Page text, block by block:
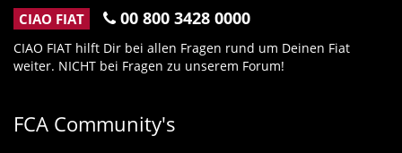
CIAO FIAT 00 800 3428 0000
CIAO FIAT hilft Dir bei allen Fragen rund um Deinen Fiat
weiter. NICHT bei Fragen zu unserem Forum!
FCA Community's